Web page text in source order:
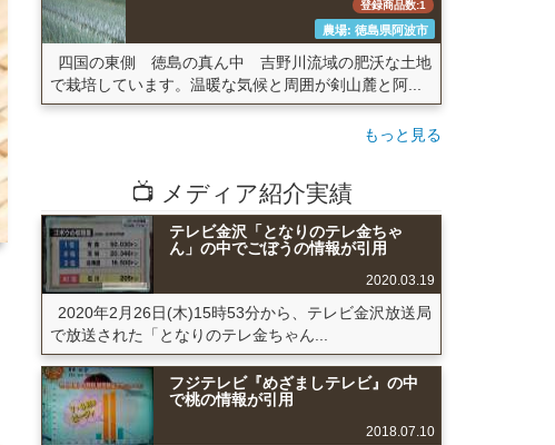
登録商品数:1
農場: 徳島県阿波市
四国の東側 徳島の真ん中 吉野川流域の肥沃な土地
で栽培しています。温暖な気候と周囲が剣山麓と阿...
もっと見る
📺 メディア紹介実績
テレビ金沢「となりのテレ金ちゃ
ん」の中でごぼうの情報が引用
2020.03.19
2020年2月26日(木)15時53分から、テレビ金沢放送局
で放送された「となりのテレ金ちゃん...
フジテレビ『めざましテレビ』の中
で桃の情報が引用
2018.07.10